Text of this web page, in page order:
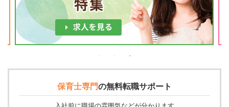
保育士専門の無料転職サポート